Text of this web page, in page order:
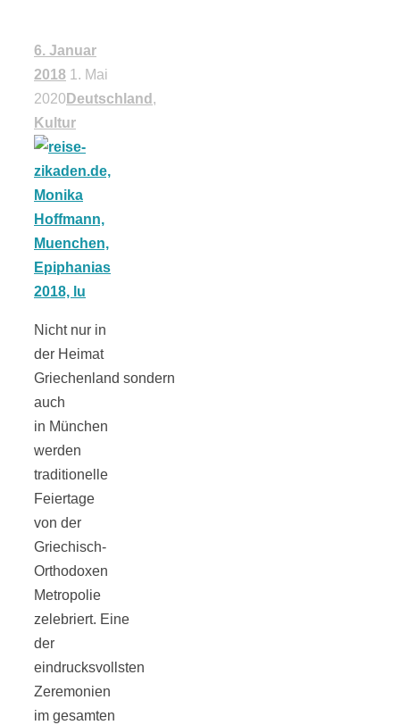
6. Januar
2018 1. Mai
2020 Deutschland ,
Kultur
Nicht nur in
der Heimat
Griechenland sondern
auch
in München
werden
traditionelle
Feiertage
von der
Griechisch-
Orthodoxen
Metropolie
zelebriert. Eine
der
eindrucksvollsten
Zeremonien
im gesamten